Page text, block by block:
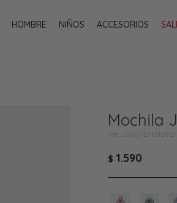
HOMBRE NIÑOS ACCESORIOS
Mochila
JS00TDH616821
$ 1.590